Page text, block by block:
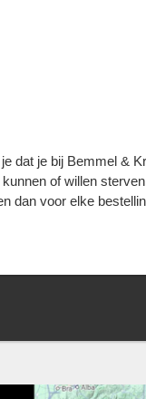
dat je bij Bemmel &
of willen
dan voor elke